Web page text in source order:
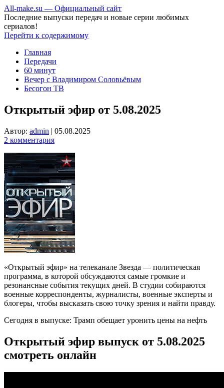
All-make.su — Официальный сайт
Последние выпуски передач и новые серии любимых
сериалов!
Перейти к содержимому
Главная
Передачи
60 минут
Вечер с Владимиром Соловьёвым
Бесогон ТВ
Открытый эфир от 5.08.2025
Автор: admin | 05.08.2025
2 комментария
«Открытый эфир» на телеканале Звезда — политическая
программа, в которой обсуждаются самые громкие и
резонансные события текущих дней. В студии собираются
военные корреспонденты, журналисты, военные эксперты и
блогеры, чтобы высказать свою точку зрения и найти правду.
Сегодня в выпуске: Трамп обещает уронить цены на нефть
Открытый эфир выпуск от 5.08.2025
смотреть онлайн